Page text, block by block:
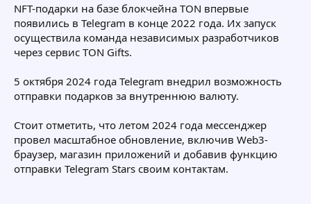
NFT-подарки на базе блокчейна TON впервые
появились в Telegram в конце 2022 года. Их запуск
осуществила команда независимых разработчиков
через сервис TON Gifts.
5 октября 2024 года Telegram внедрил возможность
отправки подарков за внутреннюю валюту.
Стоит отметить, что летом 2024 года мессенджер
провел масштабное обновление, включив Web3-
браузер, магазин приложений и добавив функцию
отправки Telegram Stars своим контактам.